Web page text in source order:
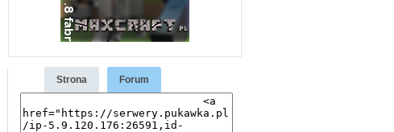
Strona Forum